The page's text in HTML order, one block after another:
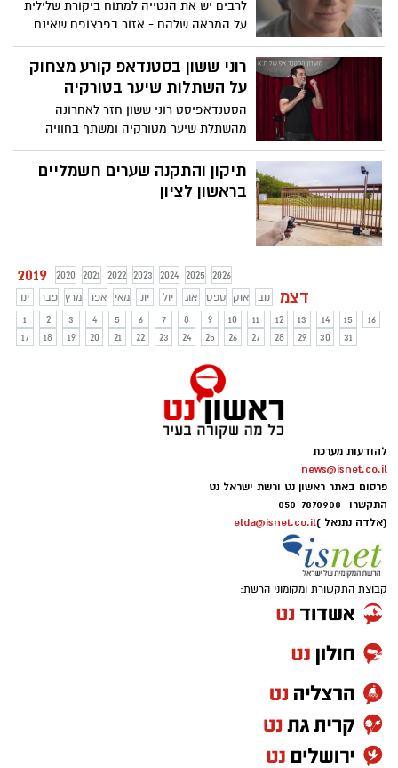
לרבים יש את הנטייה למתוח ביקורת שלילית
על המראה שלהם - אזור בפרצופם שאינם
אוהבים, משקל עודף לכאורה, תווי פנים
שאינם שלמים איתם ועוד ועוד. אולם, כיצד
אחרים רואים אותנו והאם הם יסכימו עם
הדרך שבה אנחנו בוחרים להסתכל על עצמנו?
הסרטון שלפניכם מוכיח כיצד אותה
ביקורתיות שלילית קיימת בעיקר אצלנו בראש
- צפו
רוני ששון בסטנדאפ קורע מצחוק
על השתלות שיער בטורקיה
הסטנדאפיסט רוני ששון חזר לאחרונה
מהשתלת שיער מטורקיה ומשתף בחוויה
ובתובנות בסטנד-אפ קורע מצחוק - אם
חשבתם שהחוויה עברה בשלום, אתם טועים
בגדול! - צפו
תיקון והתקנה שערים חשמליים
בראשון לציון
2019 2020 2021 2022 2023 2024 2025
2026
ינו
פבר מרץ אפר מאי יונ יול אוג ספט אוק נוב דצמ
1 2 3 4 5 6 7 8 9 10 11 12 13 14 15
16
17
18 19 20 21 22 23 24 25 26 27 28 29 30 31
להודעות מערכת
news@isnet.co.il
פרסום באתר ראשון נט ורשת ישראל נט
התקשרו -050-7870908
(אלדה נתנאל )elda@isnet.co.il
קבוצת התקשורת ומקומוני הרשת: